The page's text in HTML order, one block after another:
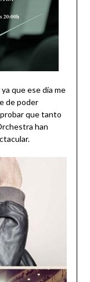
que ese día me
de poder
que tanto
han